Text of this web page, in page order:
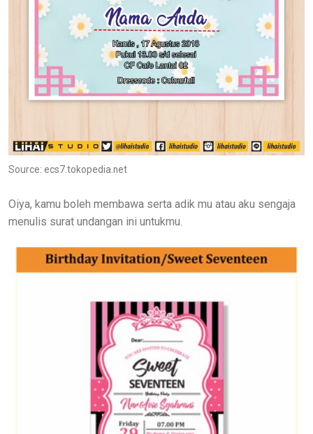
Source: ecs7.tokopedia.net
Oiya, kamu boleh membawa serta adik mu atau aku sengaja
menulis surat undangan ini untukmu.